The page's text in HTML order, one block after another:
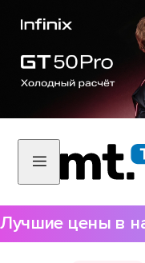
Лучшие цены в